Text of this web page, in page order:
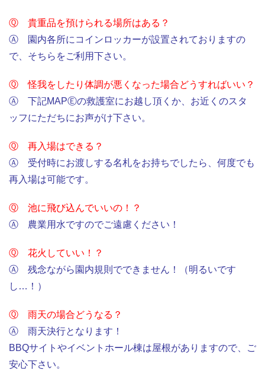
Ⓠ 貴重品を預けられる場所はある？
Ⓐ 園内各所にコインロッカーが設置されておりますの
で、そちらをご利用下さい。
Ⓠ 怪我をしたり体調が悪くなった場合どうすればいい？
Ⓐ 下記MAPⒺの救護室にお越し頂くか、お近くのスタ
ッフにただちにお声がけ下さい。
Ⓠ 再入場はできる？
Ⓐ 受付時にお渡しする名札をお持ちでしたら、何度でも
再入場は可能です。
Ⓠ 池に飛び込んでいいの！？
Ⓐ 農業用水ですのでご遠慮ください！
Ⓠ 花火していい！？
Ⓐ 残念ながら園内規則でできません！（明るいです
し…！）
Ⓠ 雨天の場合どうなる？
Ⓐ 雨天決行となります！
BBQサイトやイベントホール棟は屋根がありますので、ご
安心下さい。